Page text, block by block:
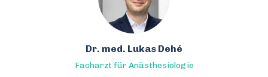
Dr. med. Lukas Dehé
Facharzt für Anästhesiologie